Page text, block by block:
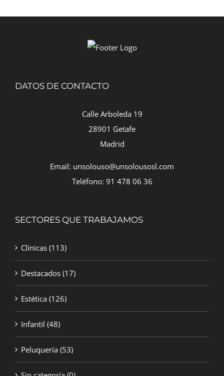
DATOS DE CONTACTO
Calle Arboleda 19
28901 Getafe
Madrid
Email: unsolouso@unsolousosl.com
Teléfono: 91 478 06 36
SECTORES QUE TRABAJAMOS
Clínicas (113)
Destacados (17)
Estética (126)
Infantil (48)
Peluquería (53)